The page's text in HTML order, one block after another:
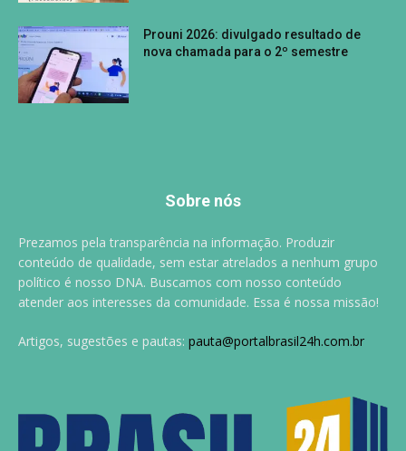
Prouni 2026: divulgado resultado de
nova chamada para o 2º semestre
Sobre nós
Prezamos pela transparência na informação. Produzir
conteúdo de qualidade, sem estar atrelados a nenhum grupo
político é nosso DNA. Buscamos com nosso conteúdo
atender aos interesses da comunidade. Essa é nossa missão!
Artigos, sugestões e pautas: pauta@portalbrasil24h.com.br